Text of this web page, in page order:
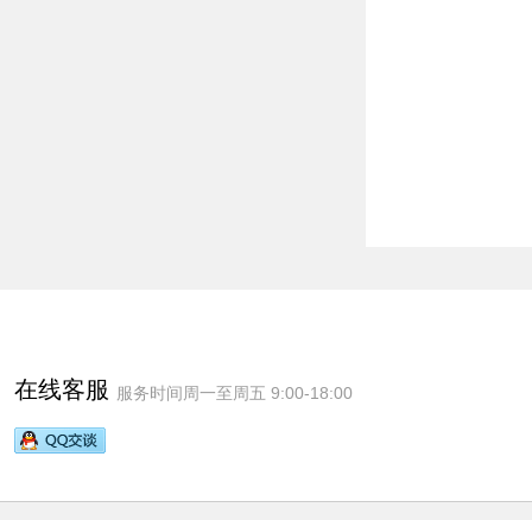
在线客服 服务时间周一至周五 9:00-18:00